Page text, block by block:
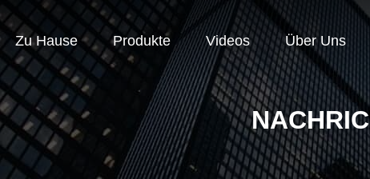
Zu Hause Produkte Videos Über Uns